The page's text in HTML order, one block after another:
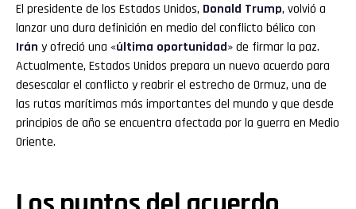
El presidente de los Estados Unidos, Donald Trump, volvió a
lanzar una dura definición en medio del conflicto bélico con
Irán y ofreció una «última oportunidad» de firmar la paz.
Actualmente, Estados Unidos prepara un nuevo acuerdo para
desescalar el conflicto y reabrir el estrecho de Ormuz, una de
las rutas marítimas más importantes del mundo y que desde
principios de año se encuentra afectada por la guerra en Medio
Oriente.